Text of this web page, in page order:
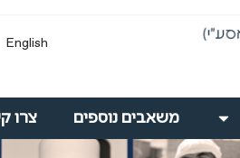
English
משאבים נוספים צרו